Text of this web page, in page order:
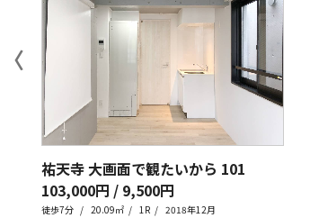
祐天寺 大画面で観たいから 101
103,000円 / 9,500円
徒歩7分 20.09㎡ 1R 2018年12月
〈